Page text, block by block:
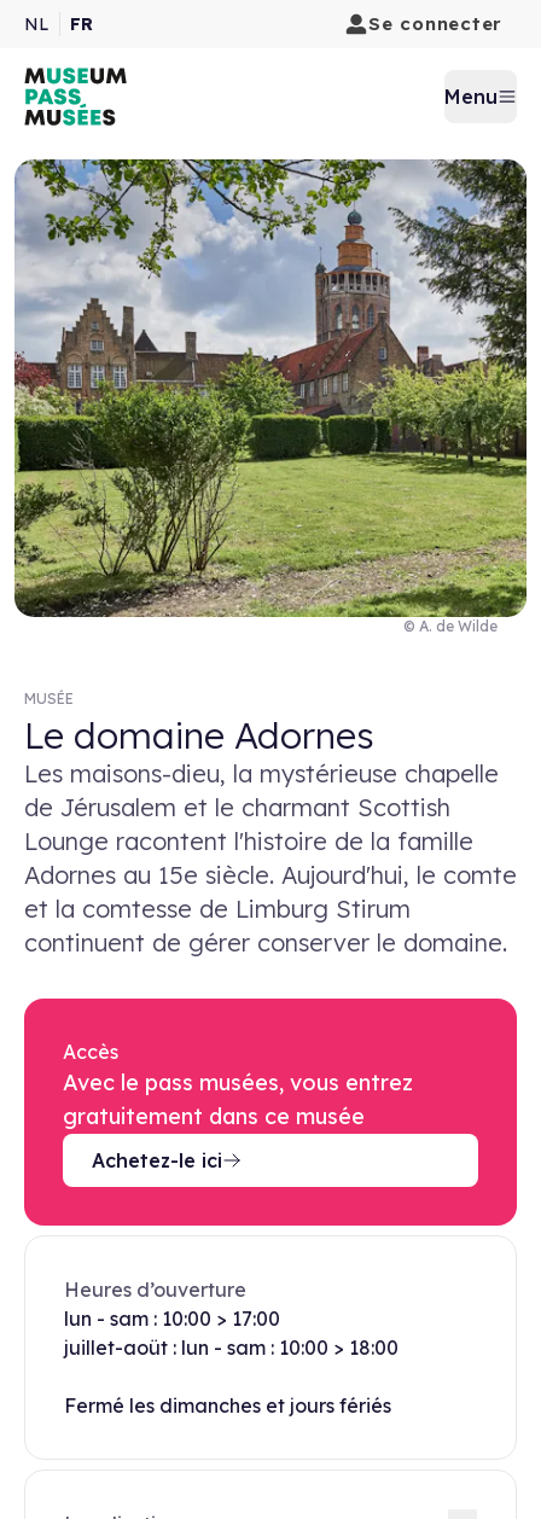
NL FR Se connecter
Menu
© A. de Wilde
MUSÉE
Le domaine Adornes
Les maisons-dieu, la mystérieuse chapelle
de Jérusalem et le charmant Scottish
Lounge racontent l'histoire de la famille
Adornes au 15e siècle. Aujourd'hui, le comte
et la comtesse de Limburg Stirum
continuent de gérer conserver le domaine.
Heures d’ouverture
lun - sam : 10:00 > 17:00
juillet-aoüt : lun - sam : 10:00 > 18:00
Fermé les dimanches et jours fériés
Accès
Avec le pass musées, vous entrez
gratuitement dans ce musée
Achetez-le ici